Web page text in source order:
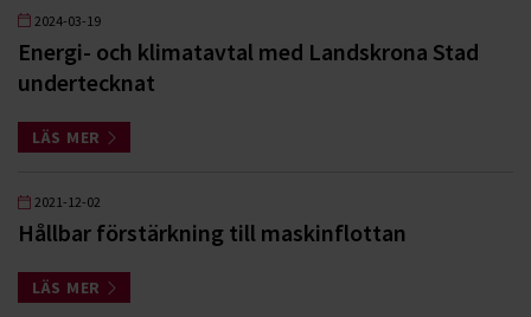
2024-03-19
Energi- och klimatavtal med Landskrona Stad
undertecknat
LÄS MER
2021-12-02
Hållbar förstärkning till maskinflottan
LÄS MER